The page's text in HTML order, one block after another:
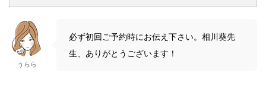
うらら
必ず初回ご予約時にお伝え下さい。相川葵先
生、ありがとうございます！